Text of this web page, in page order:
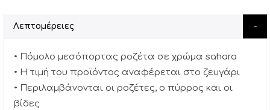
Λεπτομέρειες
• Πόμολο μεσόπορτας ροζέτα σε χρώμα sahara
• Η τιμή του προϊόντος αναφέρεται στο ζευγάρι
• Περιλαμβάνονται οι ροζέτες, ο πύρρος και οι
βίδες